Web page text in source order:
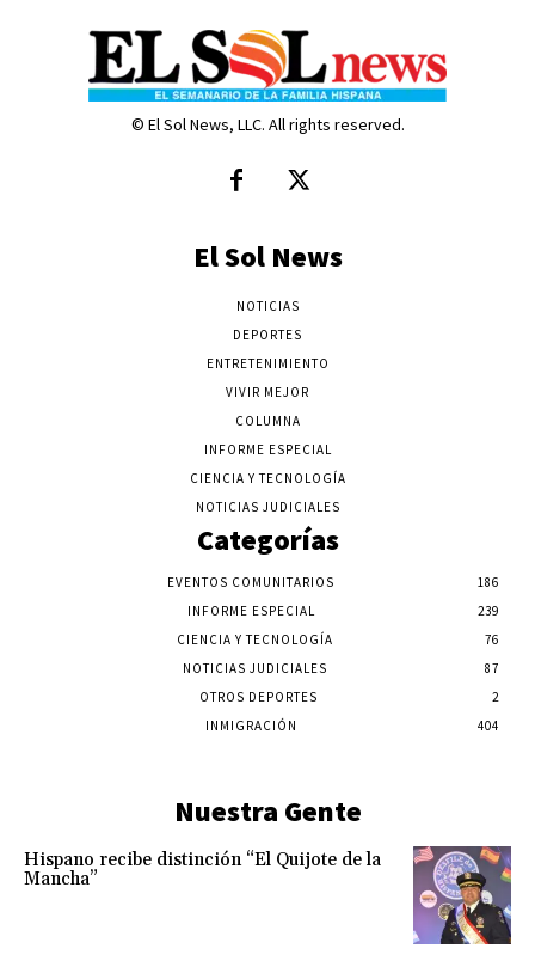
© El Sol News, LLC. All rights reserved.
El Sol News
NOTICIAS
DEPORTES
ENTRETENIMIENTO
VIVIR MEJOR
COLUMNA
INFORME ESPECIAL
CIENCIA Y TECNOLOGÍA
NOTICIAS JUDICIALES
Categorías
EVENTOS COMUNITARIOS
186
INFORME ESPECIAL
239
CIENCIA Y TECNOLOGÍA
76
NOTICIAS JUDICIALES
87
OTROS DEPORTES
2
INMIGRACIÓN
404
Nuestra Gente
Hispano recibe distinción “El Quijote de la
Mancha”